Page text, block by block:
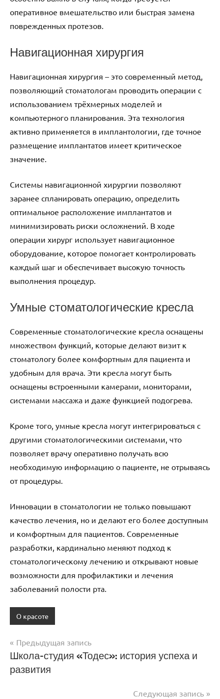
оперативное вмешательство или быстрая замена
поврежденных протезов.
Навигационная хирургия
Навигационная хирургия – это современный метод,
позволяющий стоматологам проводить операции с
использованием трёхмерных моделей и
компьютерного планирования. Эта технология
активно применяется в имплантологии, где точное
размещение имплантатов имеет критическое
значение.
Системы навигационной хирургии позволяют
заранее спланировать операцию, определить
оптимальное расположение имплантатов и
минимизировать риски осложнений. В ходе
операции хирург использует навигационное
оборудование, которое помогает контролировать
каждый шаг и обеспечивает высокую точность
выполнения процедур.
Умные стоматологические кресла
Современные стоматологические кресла оснащены
множеством функций, которые делают визит к
стоматологу более комфортным для пациента и
удобным для врача. Эти кресла могут быть
оснащены встроенными камерами, мониторами,
системами массажа и даже функцией подогрева.
Кроме того, умные кресла могут интегрироваться с
другими стоматологическими системами, что
позволяет врачу оперативно получать всю
необходимую информацию о пациенте, не отрываясь
от процедуры.
Инновации в стоматологии не только повышают
качество лечения, но и делают его более доступным
и комфортным для пациентов. Современные
разработки, кардинально меняют подход к
стоматологическому лечению и открывают новые
возможности для профилактики и лечения
заболеваний полости рта.
О красоте
Навигация
по
Предыдущая запись
Школа-студия «Тодес»: история успеха и
развития
Следующая запись